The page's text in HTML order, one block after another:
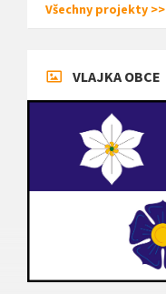
Všechny projekty >>
VLAJKA OBCE